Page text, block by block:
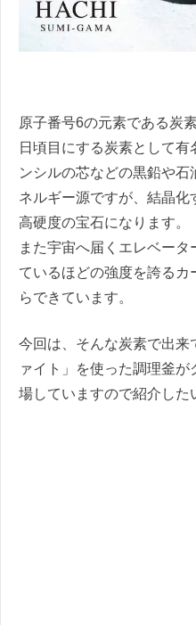
原子番号6の元素である炭
日頃目にする炭素として
ンシルの芯などの黒鉛や
ネルギー源ですが、結晶
高硬度の宝石になります。
また宇宙へ届くエレベー
ているほどの強度を誇る
らできています。
今回は、そんな炭素で出来
ァイト」を使った調理釜
場していますので紹介した